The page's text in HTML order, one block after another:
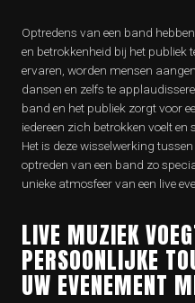
Optredens van een band
en betrokkenheid bij het publiek
ervaren, worden mensen
dansen en zelfs te
band en het publiek zorgt voor
iedereen zich betrokken voelt
Het is deze wisselwerking
optreden van een band zo
unieke atmosfeer van een live
LIVE MUZIEK
PERSOONLIJKE
UW EVENEMENT